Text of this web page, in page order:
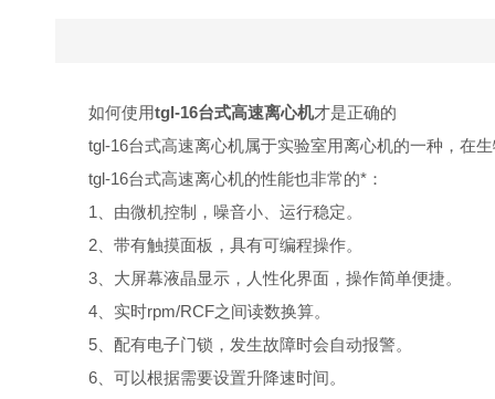
如何使用tgl-16台式高速离心机才是正确的
tgl-16台式高速离心机属于实验室用离心机的一种，在生物
tgl-16台式高速离心机的性能也非常的*：
1、由微机控制，噪音小、运行稳定。
2、带有触摸面板，具有可编程操作。
3、大屏幕液晶显示，人性化界面，操作简单便捷。
4、实时rpm/RCF之间读数换算。
5、配有电子门锁，发生故障时会自动报警。
6、可以根据需要设置升降速时间。